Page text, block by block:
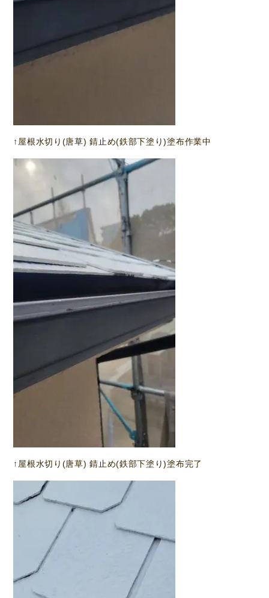
↑屋根水切り(唐草) 錆止め(鉄部下塗り)塗布作業中
↑屋根水切り(唐草) 錆止め(鉄部下塗り)塗布完了